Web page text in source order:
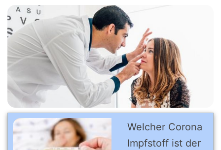
Welcher Corona
Impfstoff ist der